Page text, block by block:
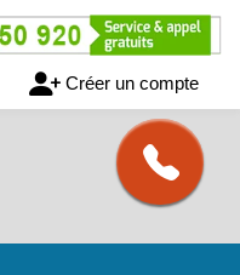
Créer un compte